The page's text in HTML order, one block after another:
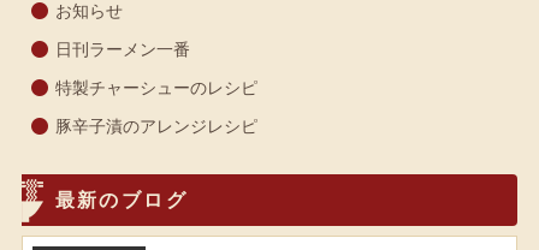
お知らせ
日刊ラーメン一番
特製チャーシューのレシピ
豚辛子漬のアレンジレシピ
最新のブログ